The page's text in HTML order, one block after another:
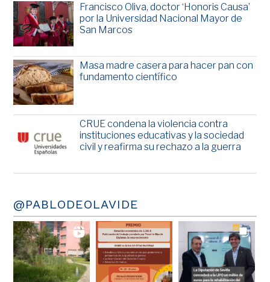
Francisco Oliva, doctor ‘Honoris Causa’
por la Universidad Nacional Mayor de
San Marcos
Masa madre casera para hacer pan con
fundamento científico
CRUE condena la violencia contra
instituciones educativas y la sociedad
civil y reafirma su rechazo a la guerra
@PABLODEOLAVIDE